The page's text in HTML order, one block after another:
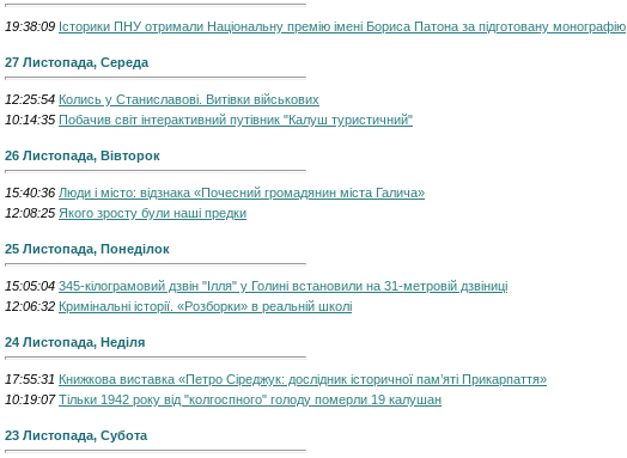
19:38:09 Історики ПНУ отримали Національну премію імені Бориса Патона за підготовану монографію
27 Листопада, Середа
12:25:54 Колись у Станиславові. Витівки військових
10:14:35 Побачив світ інтерактивний путівник "Калуш туристичний"
26 Листопада, Вівторок
15:40:36 Люди і місто: відзнака «Почесний громадянин міста Галича»
12:08:25 Якого зросту були наші предки
25 Листопада, Понеділок
15:05:04 345-кілограмовий дзвін "Ілля" у Голині встановили на 31-метровій дзвіниці
12:06:32 Кримінальні історії. «Розборки» в реальній школі
24 Листопада, Неділя
17:55:31 Книжкова виставка «Петро Сіреджук: дослідник історичної пам’яті Прикарпаття»
10:19:07 Тільки 1942 року від "колгоспного" голоду померли 19 калушан
23 Листопада, Субота